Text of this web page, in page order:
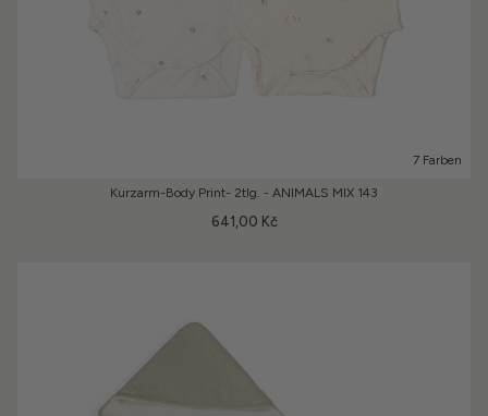
7 Farben
Kurzarm-Body Print- 2tlg. - ANIMALS MIX 143
641,00 Kč